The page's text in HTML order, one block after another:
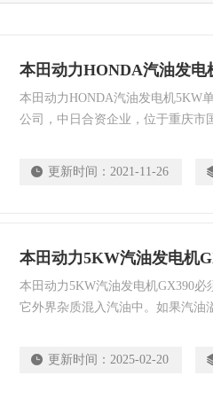
本田动力HONDA汽油发电
本田动力HONDA汽油发电机5KW
公司，中日合资企业，位于重庆市
汽油发动机、整机、零部件及其售
更新时间： 2021-11-26
本田动力5KW汽油发电机
本田动力5KW汽油发电机GX390
它外界杂质混入汽油中。如果汽油
更新时间： 2025-02-20